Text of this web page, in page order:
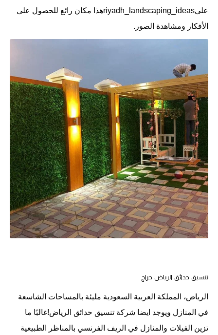
علىriyadh_landscaping_ideasهذا مكان رائع للحصول على
الأفكار ومشاهدة الصور.
تنسيق حدائق الرياض حراج
الرياض، المملكة العربية السعودية مليئة بالمساحات الشاسعة
في المنازل ويوجد ايضا شركة تنسيق حدائق الرياض!غالبًا ما
تزين الفيلات والمنازل في الريف الفرنسي بالمناظر الطبيعية